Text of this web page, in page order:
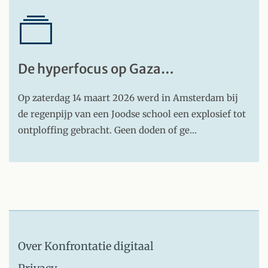
De hyperfocus op Gaza…
Op zaterdag 14 maart 2026 werd in Amsterdam bij
de regenpijp van een Joodse school een explosief tot
ontploffing gebracht. Geen doden of ge…
Over Konfrontatie digitaal